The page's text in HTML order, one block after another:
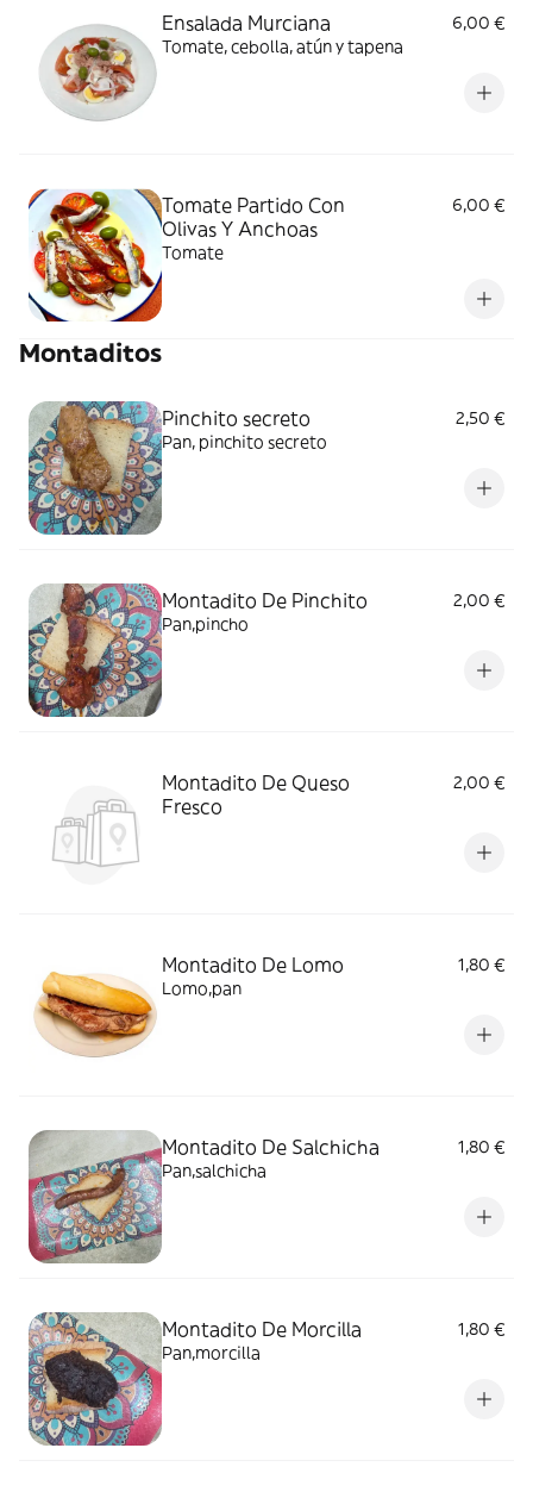
Ensalada Murciana
6,00 €
Tomate, cebolla, atún y tapena
Tomate Partido Con
Olivas Y Anchoas
6,00 €
Tomate
Montaditos
Pinchito secreto
2,50 €
Pan, pinchito secreto
Montadito De Pinchito
2,00 €
Pan,pincho
Montadito De Queso
Fresco
2,00 €
Montadito De Lomo
1,80 €
Lomo,pan
Montadito De Salchicha
1,80 €
Pan,salchicha
Montadito De Morcilla
1,80 €
Pan,morcilla